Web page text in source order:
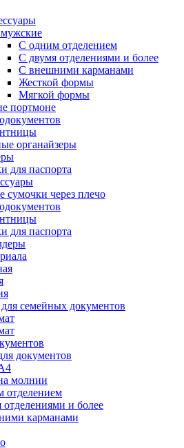
С одним отделением
С двумя отделениями и более
С внешними карманами
Жесткой формы
Мягкой формы
портмоне
органайзеры
для паспорта
сумочки через плечо
для паспорта
семейных документов
документов
молнии
отделением
отделениями и более
карманами